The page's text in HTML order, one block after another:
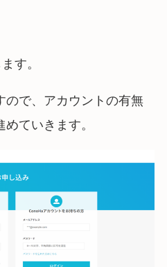
す。
ので、アカウントの有無
ていきます。